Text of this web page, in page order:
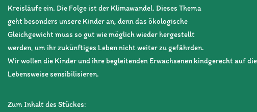
Kreisläufe ein. Die Folge ist der Klimawandel. Dieses Thema
geht besonders unsere Kinder an, denn das ökologische
Gleichgewicht muss so gut wie möglich wieder hergestellt
werden, um ihr zukünftiges Leben nicht weiter zu gefährden.
Wir wollen die Kinder und ihre begleitenden Erwachsenen kindgerecht auf
Lebensweise sensibilisieren.
Zum Inhalt des Stückes: